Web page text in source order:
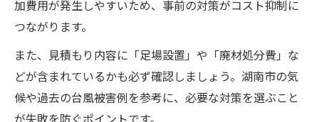
屋根被害を防ぐための事前点検ポイント
屋根点検の費用と台風対策の実践ポイント
屋根の台風対策で事前点検が重要な理由
屋根被害を防ぐための台風準備と費用管理
加費用が発生しやすいため、事前の対策がコスト抑制に
つながります。
また、見積もり内容に「足場設置」や「廃材処分費」な
どが含まれているかも必ず確認しましょう。湖南市の気
候や過去の台風被害例を参考に、必要な対策を選ぶこと
が失敗を防ぐポイントです。